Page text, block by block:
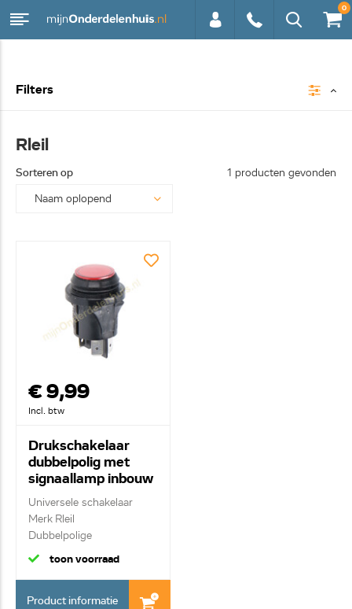
0
Filters
Rleil
Sorteren op 1 producten gevonden
€ 9,99
Incl. btw
Drukschakelaar
dubbelpolig met
signaallamp inbouw
057570
Universele schakelaar
Merk Rleil
Dubbelpolige
spatwaterdi...
toon voorraad
Product informatie